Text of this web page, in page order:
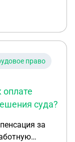
20 октября. В
я
уважительной
среднего
делам?"
право
суда?
за